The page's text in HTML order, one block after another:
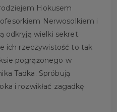
Hokusem
Nerwosolkiem i
odkryją wielki sekret.
ich rzeczywistość to tak
pogrążonego w
Tadka. Spróbują
i rozwikłać zagadkę